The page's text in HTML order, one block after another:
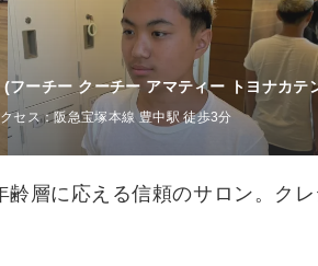
(フーチー クーチー アマティー トヨナカテ
セス：阪急宝塚本線 豊中駅 徒歩3分
層に応える信頼のサロン。ク